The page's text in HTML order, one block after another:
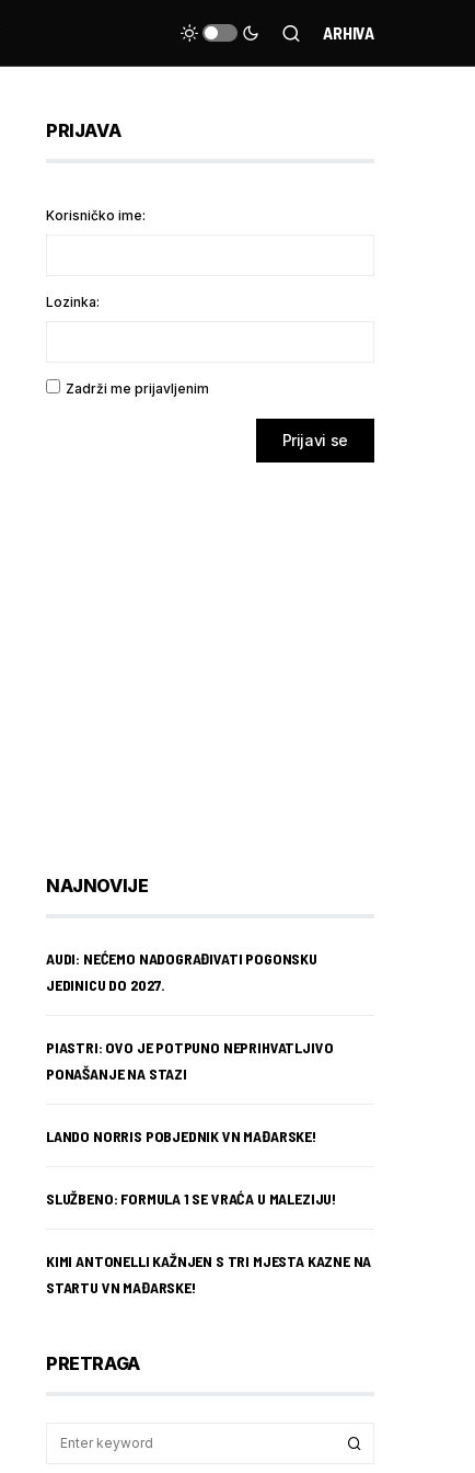
ARHIVA
PRIJAVA
Korisničko ime:
Lozinka:
Zadrži me prijavljenim
Prijavi se
NAJNOVIJE
AUDI: NEĆEMO NADOGRAĐIVATI POGONSKU
JEDINICU DO 2027.
PIASTRI: OVO JE POTPUNO NEPRIHVATLJIVO
PONAŠANJE NA STAZI
LANDO NORRIS POBJEDNIK VN MAĐARSKE!
SLUŽBENO: FORMULA 1 SE VRAĆA U MALEZIJU!
KIMI ANTONELLI KAŽNJEN S TRI MJESTA KAZNE NA
STARTU VN MAĐARSKE!
PRETRAGA